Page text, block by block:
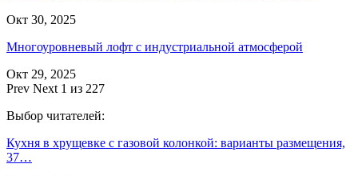
Окт 30, 2025
Многоуровневый лофт с индустриальной атмосферой
Окт 29, 2025
Prev Next 1 из 227
Выбор читателей:
Кухня в хрущевке с газовой колонкой: варианты размещения,
37…